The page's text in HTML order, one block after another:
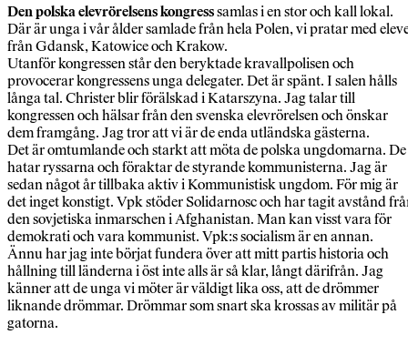
Den polska elevrörelsens kongresssamlas i en stor och kall lokal.
Där är unga i vår ålder samlade från hela Polen, vi pratar med
från Gdansk, Katowice och Krakow.
Utanför kongressen står den beryktade kravallpolisen och
provocerar kongressens unga delegater. Det är spänt. I salen hålls
långa tal. Christer blir förälskad i Katarszyna. Jag talar till
kongressen och hälsar från den svenska elevrörelsen och önskar
dem framgång. Jag tror att vi är de enda utländska gästerna.
Det är omtumlande och starkt att möta de polska ungdomarna. De
hatar ryssarna och föraktar de styrande kommunisterna. Jag är
sedan något år tillbaka aktiv i Kommunistisk ungdom. För mig är
det inget konstigt. Vpk stöder Solidarnosc och har tagit avstånd
den sovjetiska inmarschen i Afghanistan. Man kan visst vara för
demokrati och vara kommunist. Vpk:s socialism är en annan.
Ännu har jag inte börjat fundera över att mitt partis historia och
hållning till länderna i öst inte alls är så klar, långt därifrån. Jag
känner att de unga vi möter är väldigt lika oss, att de drömmer
liknande drömmar. Drömmar som snart ska krossas av militär på
gatorna.